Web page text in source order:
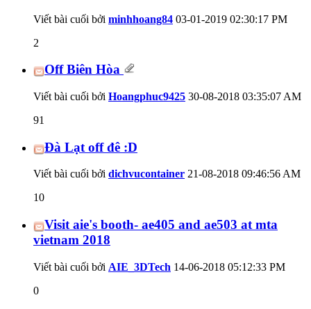
Viết bài cuối bởi minhhoang84 03-01-2019 02:30:17 PM
2
Off Biên Hòa
Viết bài cuối bởi Hoangphuc9425 30-08-2018 03:35:07 AM
91
Đà Lạt off đê :D
Viết bài cuối bởi dichvucontainer 21-08-2018 09:46:56 AM
10
Visit aie's booth- ae405 and ae503 at mta
vietnam 2018
Viết bài cuối bởi AIE_3DTech 14-06-2018 05:12:33 PM
0